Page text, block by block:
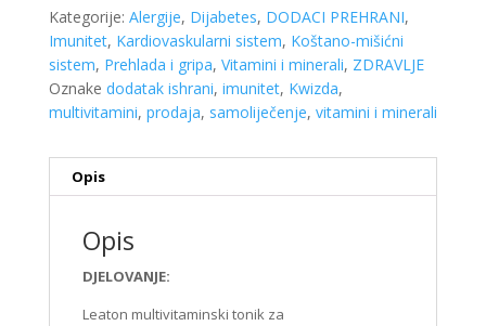
Kategorije: Alergije, Dijabetes, DODACI PREHRANI,
Imunitet, Kardiovaskularni sistem, Koštano-mišićni
sistem, Prehlada i gripa, Vitamini i minerali, ZDRAVLJE
Oznake dodatak ishrani, imunitet, Kwizda,
multivitamini, prodaja, samoliječenje, vitamini i minerali
Opis
Opis
DJELOVANJE:
Leaton multivitaminski tonik za